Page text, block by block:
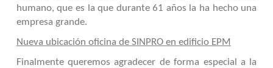
humano, que es la que durante 61 años la ha hecho una
empresa grande.
Nueva ubicación oficina de SINPRO en edificio EPM
Finalmente queremos agradecer de forma especial a la